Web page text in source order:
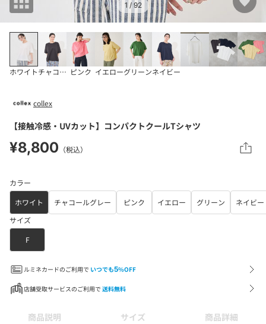
1 / 92
ホワイトチャコールグレー
ピンク イエローグリーンネイビー
collex
【接触冷感・UVカット】コンパクトクールTシャツ
¥8,800 （税込）
カラー
ホワイト
チャコールグレー ピンク イエロー グリーン
ネイビー
サイズ
F
ルミネカードのご利用で いつでも5%OFF
店舗受取サービスのご利用で 送料無料
商品説明 サイズ 商品詳細